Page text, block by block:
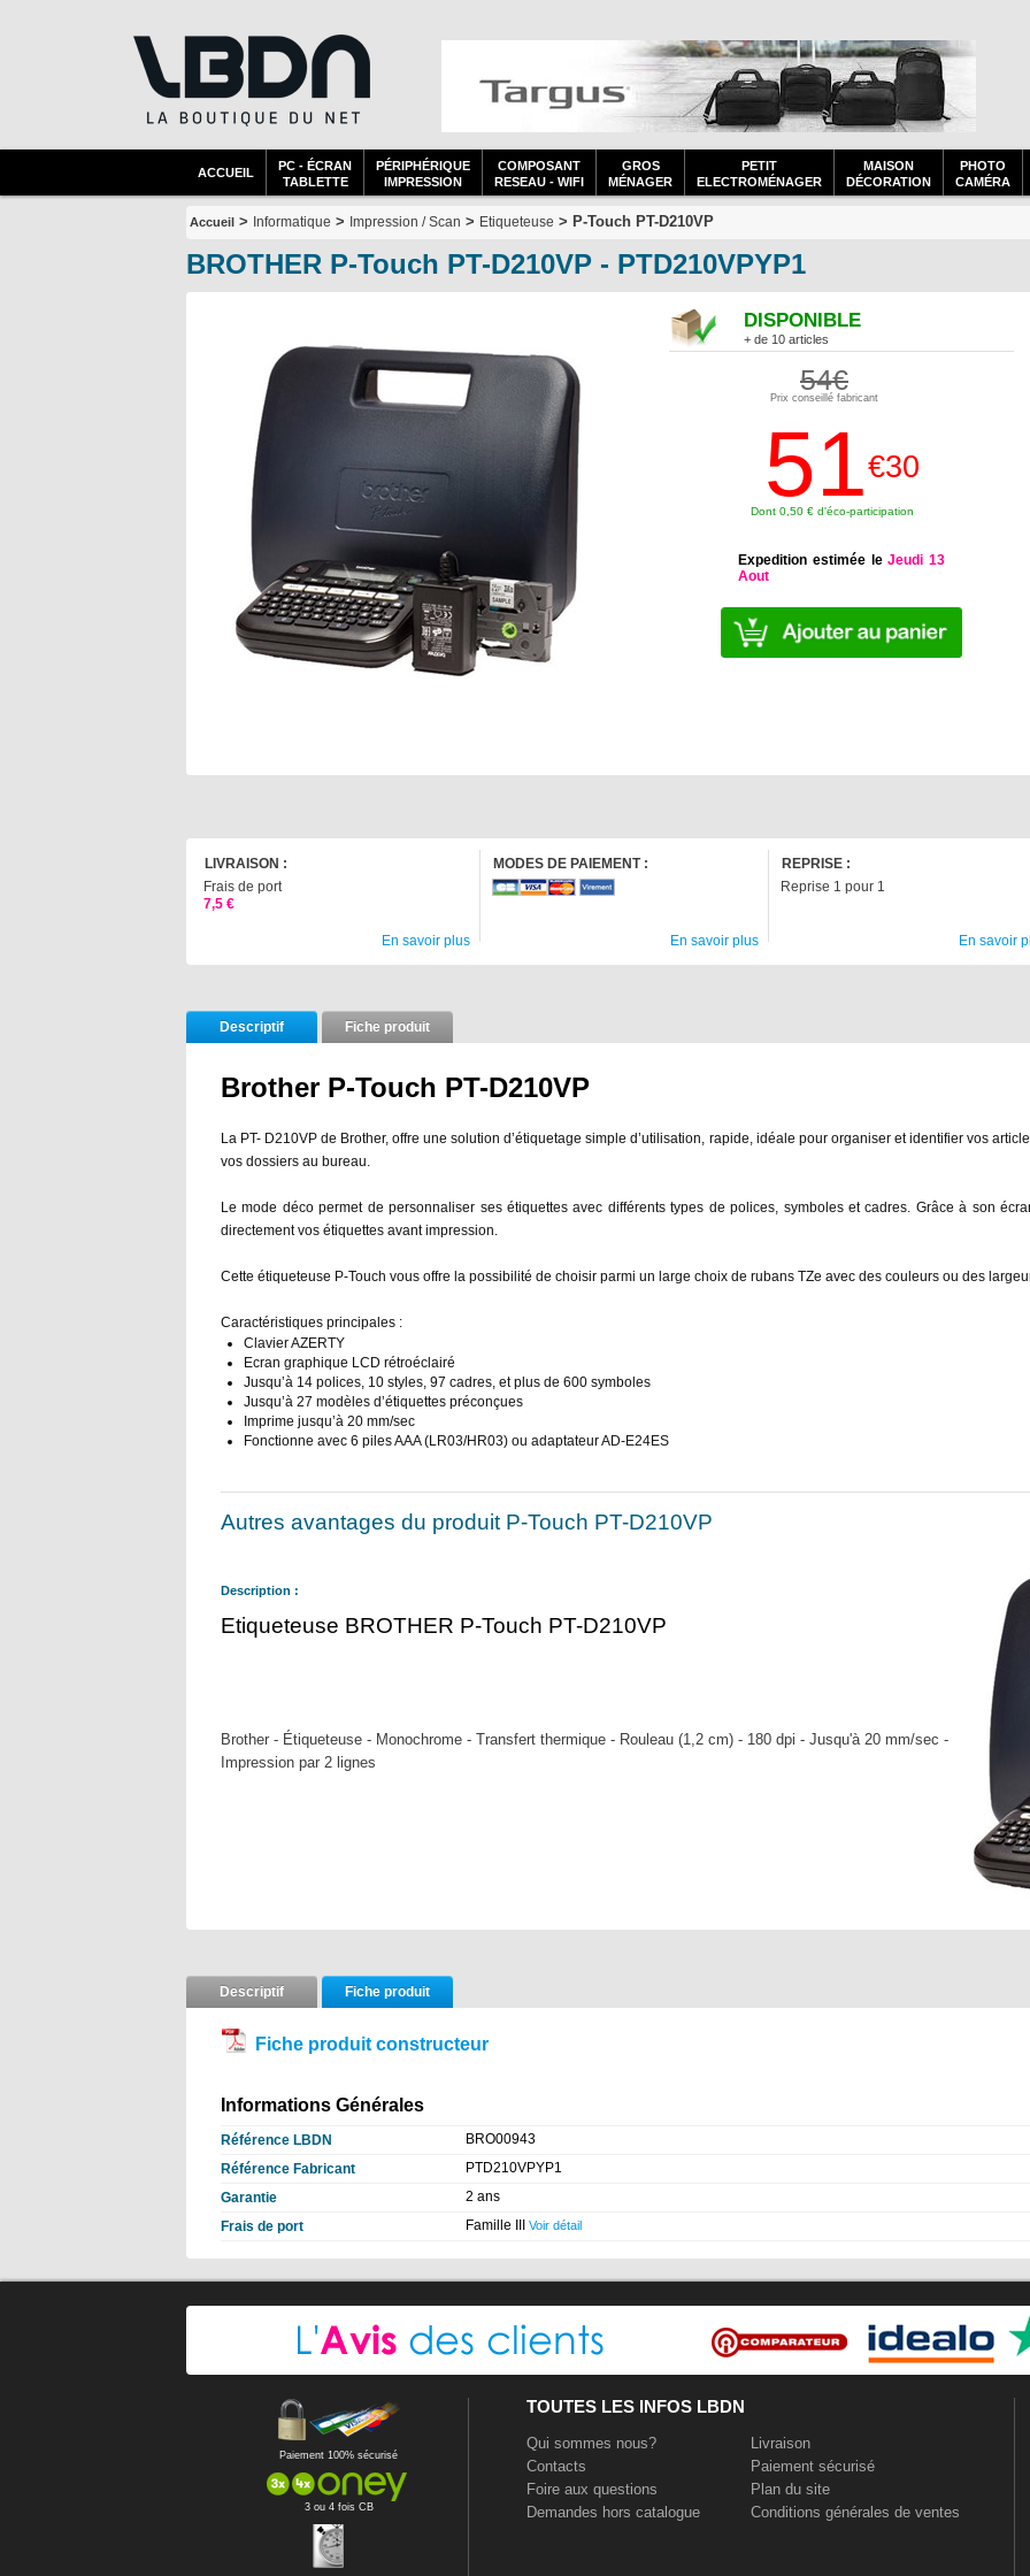
ACCUEIL
PC - ÉCRAN
TABLETTE
PÉRIPHÉRIQUE
IMPRESSION
COMPOSANT
RESEAU - WIFI
GROS
MÉNAGER
PETIT
ELECTROMÉNAGER
MAISON
DÉCORATION
PHOTO
CAMÉRA
Accueil > Informatique > Impression / Scan > Etiqueteuse > P-Touch PT-D210VP
BROTHER P-Touch PT-D210VP - PTD210VPYP1
DISPONIBLE
+ de 10 articles
54€
Prix conseillé fabricant
51€30
Dont 0,50 € d'éco-participation
Expedition estimée leJeudi 13
Aout
LIVRAISON :
Frais de port
7,5 €
En savoir plus
MODES DE PAIEMENT :
En savoir plus
REPRISE :
Reprise 1 pour 1
En savoir
Descriptif Fiche produit
Brother P-Touch PT-D210VP
La PT- D210VP de Brother, offre une solution d’étiquetage simple d’utilisation, rapide, idéale pour organiser et identifier vos
vos dossiers au bureau.
Le mode déco permet de personnaliser ses étiquettes avec différents types de polices, symboles et cadres. Grâce à son
directement vos étiquettes avant impression.
Cette étiqueteuse P-Touch vous offre la possibilité de choisir parmi un large choix de rubans TZe avec des couleurs ou des
Caractéristiques principales :
Clavier AZERTY
Ecran graphique LCD rétroéclairé
Jusqu’à 14 polices, 10 styles, 97 cadres, et plus de 600 symboles
Jusqu’à 27 modèles d’étiquettes préconçues
Imprime jusqu’à 20 mm/sec
Fonctionne avec 6 piles AAA (LR03/HR03) ou adaptateur AD-E24ES
Autres avantages du produit P-Touch PT-D210VP
Description :
Etiqueteuse BROTHER P-Touch PT-D210VP
Brother - Étiqueteuse - Monochrome - Transfert thermique - Rouleau (1,2 cm) - 180 dpi - Jusqu'à 20 mm/sec -
Impression par 2 lignes
Descriptif Fiche produit
Fiche produit constructeur
Informations Générales
Référence LBDN
BRO00943
Référence Fabricant
PTD210VPYP1
Garantie
2 ans
Frais de port
Famille III Voir détail
Paiement 100% sécurisé
3 ou 4 fois CB
TOUTES LES INFOS LBDN
Qui sommes nous?
Contacts
Foire aux questions
Demandes hors catalogue
Livraison
Paiement sécurisé
Plan du site
Conditions générales de ventes